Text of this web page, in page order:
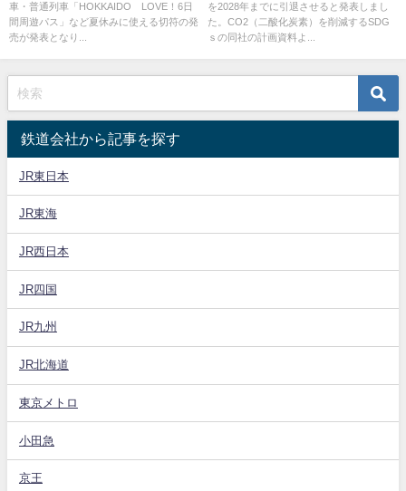
海道からの補助金を活用 予算
が無くなり次第終了
車・普通列車「HOKKAIDO LOVE！6日
間周遊パス」など夏休みに使える切符の発
売が発表となり...
を2028年までに引退させると発表しまし
た。CO2（二酸化炭素）を削減するSDG
ｓの同社の計画資料よ...
鉄道会社から記事を探す
JR東日本
JR東海
JR西日本
JR四国
JR九州
JR北海道
東京メトロ
小田急
京王